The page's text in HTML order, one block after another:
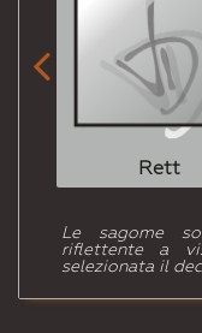
Rett

Le sagome
riflettente a
selezionata il